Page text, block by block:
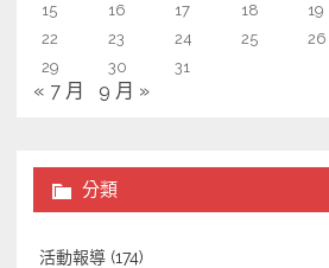
15
16 17 18 19
22
23 24 25 26
29
30 31
« 7 月 9 月 »
分類
活動報導 (174)